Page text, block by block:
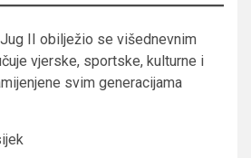
II obilježio se višednevnim
vjerske, sportske, kulturne i
svim generacijama